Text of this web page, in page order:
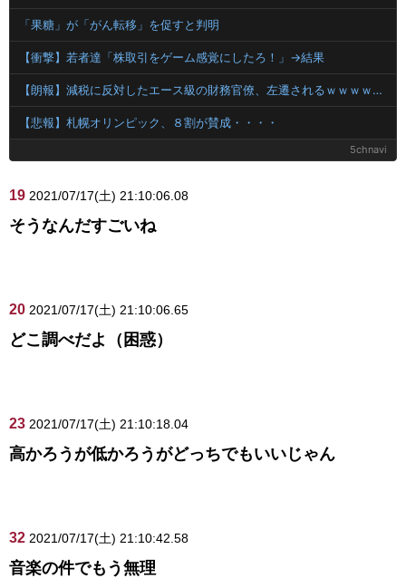
「果糖」が「がん転移」を促すと判明
【衝撃】若者達「株取引をゲーム感覚にしたろ！」→結果
【朗報】減税に反対したエース級の財務官僚、左遷されるｗｗｗｗｗｗ
【悲報】札幌オリンピック、８割が賛成・・・・
5chnavi
19 2021/07/17(土) 21:10:06.08
そうなんだすごいね
20 2021/07/17(土) 21:10:06.65
どこ調べだよ（困惑）
23 2021/07/17(土) 21:10:18.04
高かろうが低かろうがどっちでもいいじゃん
32 2021/07/17(土) 21:10:42.58
音楽の件でもう無理